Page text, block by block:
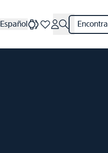
Español